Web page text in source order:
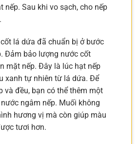
nếp. Sau khi vo sạch, cho nếp
lá dứa đã chuẩn bị ở bước
Đảm bảo lượng nước cốt
mặt nếp. Đây là lúc hạt nếp
xanh tự nhiên từ lá dứa. Để
và đều, bạn có thể thêm một
ngâm nếp. Muối không
hương vị mà còn giúp màu
tươi hơn.